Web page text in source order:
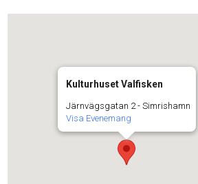
Kulturhuset Valfisken
Järnvägsgatan 2 - Simrishamn
Visa Evenemang